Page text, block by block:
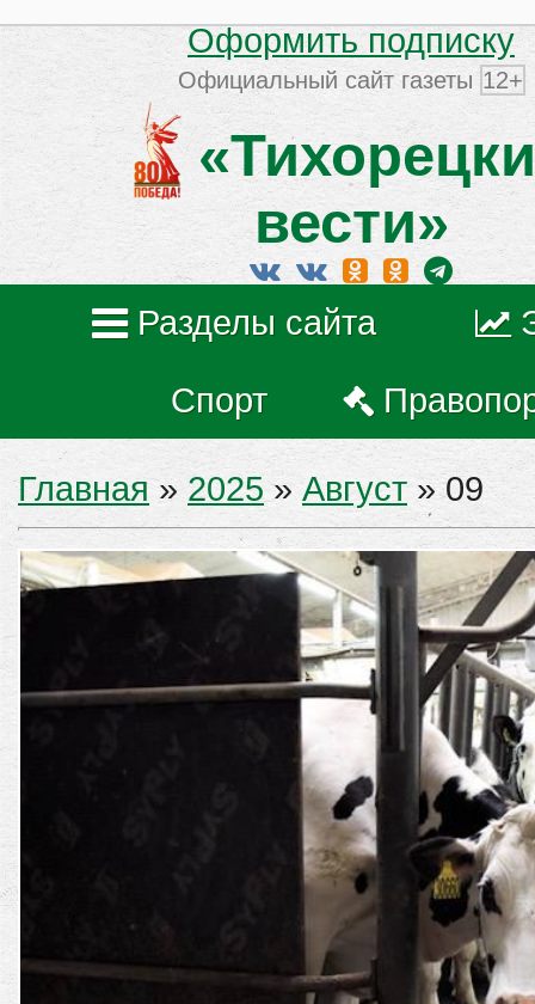
Оформить подписку
Официальный сайт газеты 12+
вести»
Разделы сайта
Спорт
Главная » 2025 » Август » 09